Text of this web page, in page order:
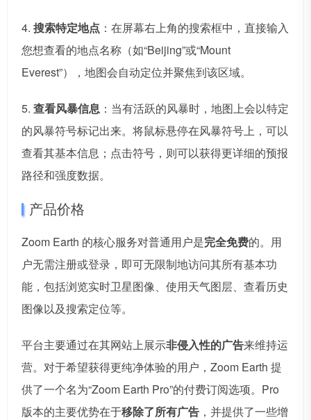
4. 搜索特定地点 ：在屏幕右上角的搜索框中，直接输入
您想查看的地点名称（如“Beijing”或“Mount
Everest”），地图会自动定位并聚焦到该区域。
5. 查看风暴信息 ：当有活跃的风暴时，地图上会以特定
的风暴符号标记出来。将鼠标悬停在风暴符号上，可以
查看其基本信息；点击符号，则可以获得更详细的预报
路径和强度数据。
产品价格
Zoom Earth 的核心服务对普通用户是完全免费的。用
户无需注册或登录，即可无限制地访问其所有基本功
能，包括浏览实时卫星图像、使用天气图层、查看历史
图像以及搜索定位等。
平台主要通过在其网站上展示非侵入性的广告来维持运
营。对于希望获得更纯净体验的用户，Zoom Earth 提
供了一个名为“Zoom Earth Pro”的付费订阅选项。Pro
版本的主要优势在于移除了所有广告 ，并提供了一些增